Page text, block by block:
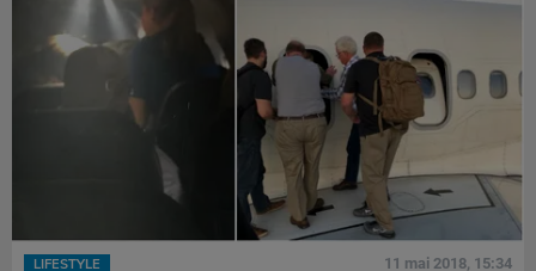
LIFESTYLE 11 mai 2018, 15:34